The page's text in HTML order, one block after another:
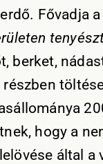
Fővadja
berket,
részben
hogy a
által